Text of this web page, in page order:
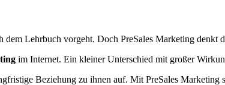
Lehrbuch vorgeht. Doch PreSales Marketing denkt
im Internet. Ein kleiner Unterschied mit großer
Beziehung zu ihnen auf. Mit PreSales Marketing